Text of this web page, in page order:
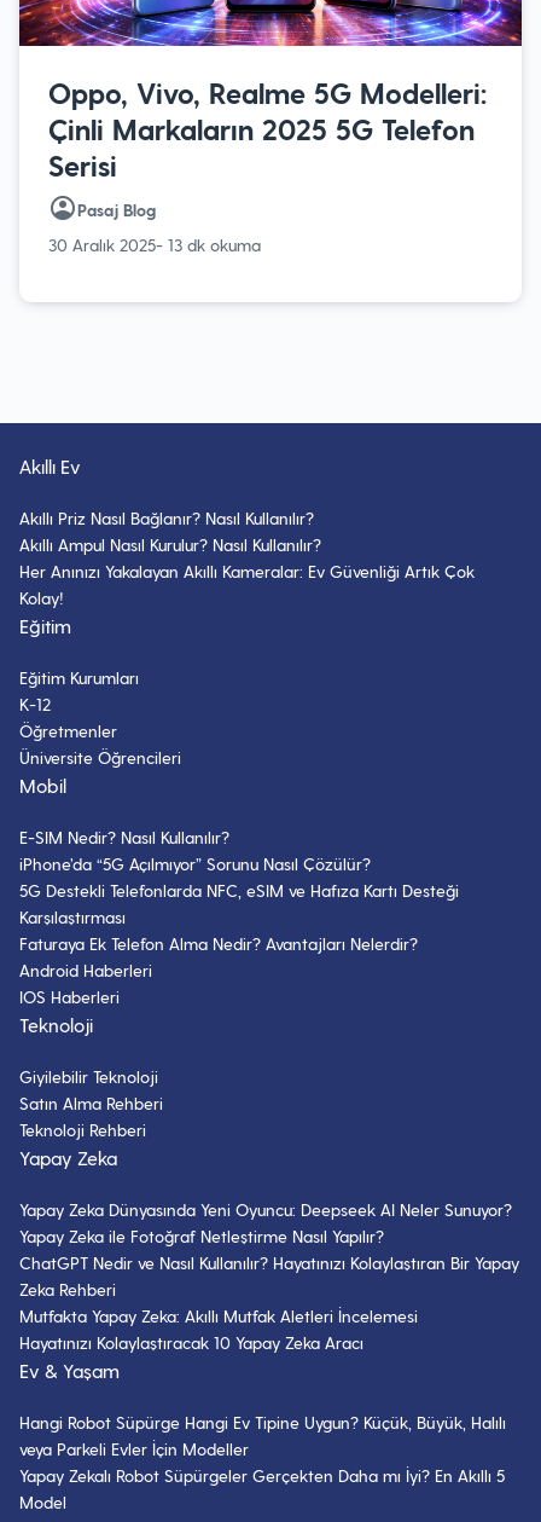
Oppo, Vivo, Realme 5G Modelleri:
Çinli Markaların 2025 5G Telefon
Serisi
Pasaj Blog
30 Aralık 2025- 13 dk okuma
Akıllı Ev
Akıllı Priz Nasıl Bağlanır? Nasıl Kullanılır?
Akıllı Ampul Nasıl Kurulur? Nasıl Kullanılır?
Her Anınızı Yakalayan Akıllı Kameralar: Ev Güvenliği Artık Çok
Kolay!
Eğitim
Eğitim Kurumları
K-12
Öğretmenler
Üniversite Öğrencileri
Mobil
E-SIM Nedir? Nasıl Kullanılır?
iPhone’da “5G Açılmıyor” Sorunu Nasıl Çözülür?
5G Destekli Telefonlarda NFC, eSIM ve Hafıza Kartı Desteği
Karşılaştırması
Faturaya Ek Telefon Alma Nedir? Avantajları Nelerdir?
Android Haberleri
IOS Haberleri
Teknoloji
Giyilebilir Teknoloji
Satın Alma Rehberi
Teknoloji Rehberi
Yapay Zeka
Yapay Zeka Dünyasında Yeni Oyuncu: Deepseek AI Neler Sunuyor?
Yapay Zeka ile Fotoğraf Netleştirme Nasıl Yapılır?
ChatGPT Nedir ve Nasıl Kullanılır? Hayatınızı Kolaylaştıran Bir Yapay
Zeka Rehberi
Mutfakta Yapay Zeka: Akıllı Mutfak Aletleri İncelemesi
Hayatınızı Kolaylaştıracak 10 Yapay Zeka Aracı
Ev & Yaşam
Hangi Robot Süpürge Hangi Ev Tipine Uygun? Küçük, Büyük, Halılı
veya Parkeli Evler İçin Modeller
Yapay Zekalı Robot Süpürgeler Gerçekten Daha mı İyi? En Akıllı 5
Model